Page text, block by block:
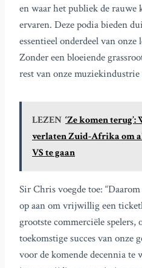
en waar het publiek de
ervaren. Deze podia bieden
essentieel onderdeel van onze
Zonder een bloeiende
rest van onze muziekindustrie
LEZEN ‘Ze komen
verlaten Zuid-Afrika om
VS te gaan
Sir Chris voegde toe:
op aan om vrijwillig een
grootste commerciële spelers,
toekomstige succes van onze
voor de komende decennia te